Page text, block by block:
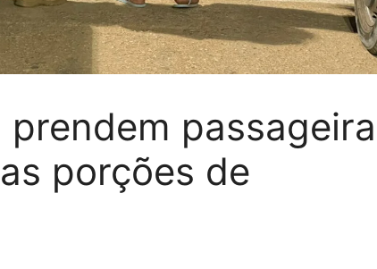
prendem passageira
porções de